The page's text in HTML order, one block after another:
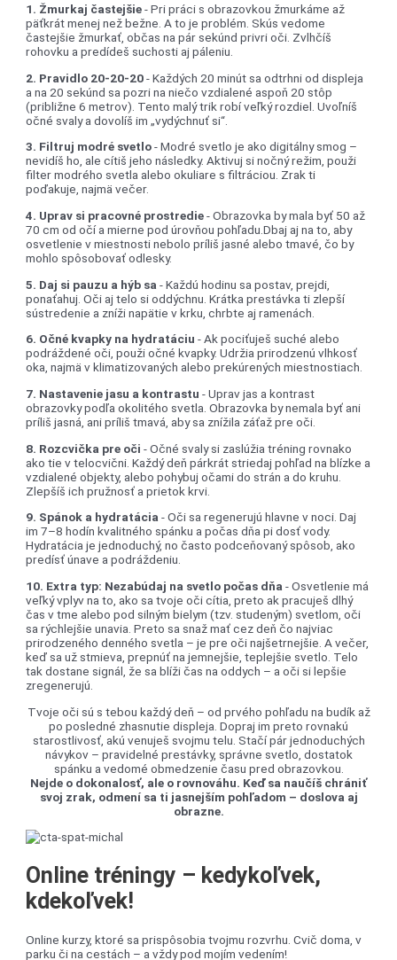
1. Žmurkaj častejšie- Pri práci s obrazovkou žmurkáme až
päťkrát menej než bežne. A to je problém. Skús vedome
častejšie žmurkať, občas na pár sekúnd privri oči. Zvlhčíš
rohovku a predídeš suchosti aj páleniu.
2. Pravidlo 20-20-20- Každých 20 minút sa odtrhni od displeja
a na 20 sekúnd sa pozri na niečo vzdialené aspoň 20 stôp
(približne 6 metrov). Tento malý trik robí veľký rozdiel. Uvoľníš
očné svaly a dovolíš im „vydýchnuť si“.
3. Filtruj modré svetlo- Modré svetlo je ako digitálny smog –
nevidíš ho, ale cítiš jeho následky. Aktivuj si nočný režim, použi
filter modrého svetla alebo okuliare s filtráciou. Zrak ti
poďakuje, najmä večer.
4. Uprav si pracovné prostredie- Obrazovka by mala byť 50 až
70 cm od očí a mierne pod úrovňou pohľadu.Dbaj aj na to, aby
osvetlenie v miestnosti nebolo príliš jasné alebo tmavé, čo by
mohlo spôsobovať odlesky.
5. Daj si pauzu a hýb sa- Každú hodinu sa postav, prejdi,
ponaťahuj. Oči aj telo si oddýchnu. Krátka prestávka ti zlepší
sústredenie a zníži napätie v krku, chrbte aj ramenách.
6. Očné kvapky na hydratáciu - Ak pociťuješ suché alebo
podráždené oči, použi očné kvapky. Udržia prirodzenú vlhkosť
oka, najmä v klimatizovaných alebo prekúrených miestnostiach.
7. Nastavenie jasu a kontrastu - Uprav jas a kontrast
obrazovky podľa okolitého svetla. Obrazovka by nemala byť ani
príliš jasná, ani príliš tmavá, aby sa znížila záťaž pre oči.
8. Rozcvička pre oči - Očné svaly si zaslúžia tréning rovnako
ako tie v telocvični. Každý deň párkrát striedaj pohľad na blízke a
vzdialené objekty, alebo pohybuj očami do strán a do kruhu.
Zlepšíš ich pružnosť a prietok krvi.
9. Spánok a hydratácia - Oči sa regenerujú hlavne v noci. Daj
im 7–8 hodín kvalitného spánku a počas dňa pi dosť vody.
Hydratácia je jednoduchý, no často podceňovaný spôsob, ako
predísť únave a podráždeniu.
10. Extra typ: Nezabúdaj na svetlo počas dňa - Osvetlenie má
veľký vplyv na to, ako sa tvoje oči cítia, preto ak pracuješ dlhý
čas v tme alebo pod silným bielym (tzv. studeným) svetlom, oči
sa rýchlejšie unavia. Preto sa snaž mať cez deň čo najviac
prirodzeného denného svetla – je pre oči najšetrnejšie. A večer,
keď sa už stmieva, prepnúť na jemnejšie, teplejšie svetlo. Telo
tak dostane signál, že sa blíži čas na oddych – a oči si lepšie
zregenerujú.
Tvoje oči sú s tebou každý deň – od prvého pohľadu na budík až
po posledné zhasnutie displeja. Dopraj im preto rovnakú
starostlivosť, akú venuješ svojmu telu. Stačí pár jednoduchých
návykov – pravidelné prestávky, správne svetlo, dostatok
spánku a vedomé obmedzenie času pred obrazovkou.
Nejde o dokonalosť, ale o rovnováhu. Keď sa naučíš chrániť
svoj zrak, odmení sa ti jasnejším pohľadom – doslova aj
obrazne.
Online tréningy – kedykoľvek,
kdekoľvek!
Online kurzy, ktoré sa prispôsobia tvojmu rozvrhu. Cvič doma, v
parku či na cestách – a vždy pod mojím vedením!